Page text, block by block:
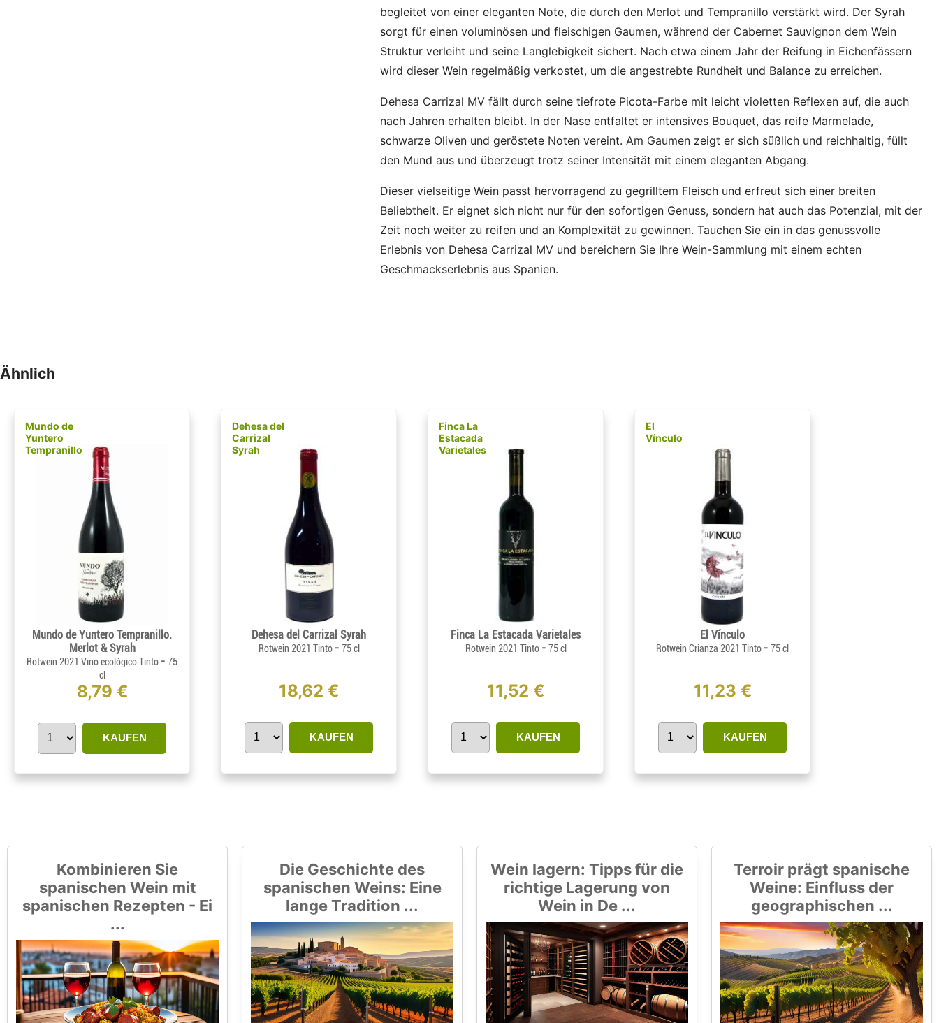
begleitet von einer eleganten Note, die durch den Merlot und Tempranillo verstärkt wird. Der Syrah
sorgt für einen voluminösen und fleischigen Gaumen, während der Cabernet Sauvignon dem Wein
Struktur verleiht und seine Langlebigkeit sichert. Nach etwa einem Jahr der Reifung in Eichenfässern
wird dieser Wein regelmäßig verkostet, um die angestrebte Rundheit und Balance zu erreichen.
Dehesa Carrizal MV fällt durch seine tiefrote Picota-Farbe mit leicht violetten Reflexen auf, die auch
nach Jahren erhalten bleibt. In der Nase entfaltet er intensives Bouquet, das reife Marmelade,
schwarze Oliven und geröstete Noten vereint. Am Gaumen zeigt er sich süßlich und reichhaltig, füllt
den Mund aus und überzeugt trotz seiner Intensität mit einem eleganten Abgang.
Dieser vielseitige Wein passt hervorragend zu gegrilltem Fleisch und erfreut sich einer breiten
Beliebtheit. Er eignet sich nicht nur für den sofortigen Genuss, sondern hat auch das Potenzial, mit der
Zeit noch weiter zu reifen und an Komplexität zu gewinnen. Tauchen Sie ein in das genussvolle
Erlebnis von Dehesa Carrizal MV und bereichern Sie Ihre Wein-Sammlung mit einem echten
Geschmackserlebnis aus Spanien.
Ähnlich
Mundo de
Yuntero
Tempranillo
Mundo de Yuntero Tempranillo.
Merlot & Syrah
Rotwein 2021 Vino ecológico Tinto - 75
cl
8,79 €
KAUFEN
Dehesa del
Carrizal
Syrah
Dehesa del Carrizal Syrah
Rotwein 2021 Tinto - 75 cl
18,62 €
KAUFEN
Finca La
Estacada
Varietales
Finca La Estacada Varietales
Rotwein 2021 Tinto - 75 cl
11,52 €
KAUFEN
El
Vínculo
El Vínculo
Rotwein Crianza 2021 Tinto - 75 cl
11,23 €
KAUFEN
Kombinieren Sie
spanischen Wein mit
spanischen Rezepten - Ei
...
Die Geschichte des
spanischen Weins: Eine
lange Tradition ...
Wein lagern: Tipps für die
richtige Lagerung von
Wein in De ...
Terroir prägt spanische
Weine: Einfluss der
geographischen ...